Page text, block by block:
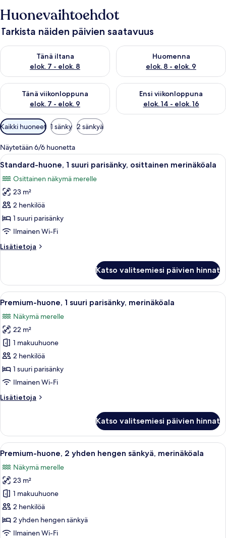
Huonevaihtoehdot
Tarkista näiden päivien saatavuus
Tänä iltana
elok. 7 - elok. 8
Tarkista tämän illan saatavuus elok. 7 - elok. 8
Huomenna
elok. 8 - elok. 9
Tarkista huomisen saatavuus
Tänä viikonloppuna
elok. 7 - elok. 9
Tarkista tämän viikonlopun saatavuus elok. 7 - elok. 9
Ensi viikonloppuna
elok. 14 - elok. 16
Tarkista ensi viikonlopun
Huoneille
saatavilla
olevia
suodattimia
Kaikki huoneet 1 sänky 2 sänkyä
Näytetään 6/6 huonetta
Avaa
kaikki
huonetyypin
Standard-
huone,
1
suuri
osittainen
Moderni hotellihuone, jossa on
7
Standard-huone, 1 suuri parisänky, osittainen merinäköala
Osittainen näkymä merelle
23 m²
2 henkilöä
1 suuri parisänky
Ilmainen Wi-Fi
Lisätietoja
Lisätietoja
1
suuri
parisänky,
merinäköala
Katso valitsemiesi päivien hinnat
Avaa
kaikki
huonetyypin
Premium-
huone,
1
suuri
parisänky,
kuvat
Hotellihuone, jossa on suuri sänky,
16
Premium-huone, 1 suuri parisänky, merinäköala
Näkymä merelle
22 m²
1 makuuhuone
2 henkilöä
1 suuri parisänky
Ilmainen Wi-Fi
Lisätietoja
Lisätietoja
1
suuri
parisänky,
Katso valitsemiesi päivien hinnat
Avaa
kaikki
huonetyypin
Premium-
huone,
2
yhden
hengen
Hotellihuone, jossa on kaksi
7
Premium-huone, 2 yhden hengen sänkyä, merinäköala
Näkymä merelle
23 m²
1 makuuhuone
2 henkilöä
2 yhden hengen sänkyä
Ilmainen Wi-Fi